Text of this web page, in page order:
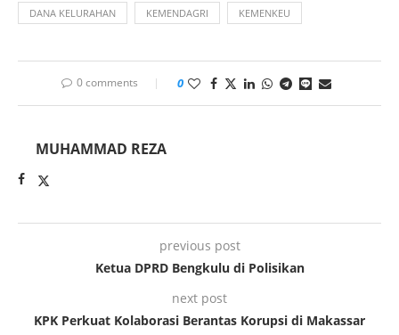
DANA KELURAHAN KEMENDAGRI KEMENKEU
0 comments 0
MUHAMMAD REZA
previous post
Ketua DPRD Bengkulu di Polisikan
next post
KPK Perkuat Kolaborasi Berantas Korupsi di Makassar